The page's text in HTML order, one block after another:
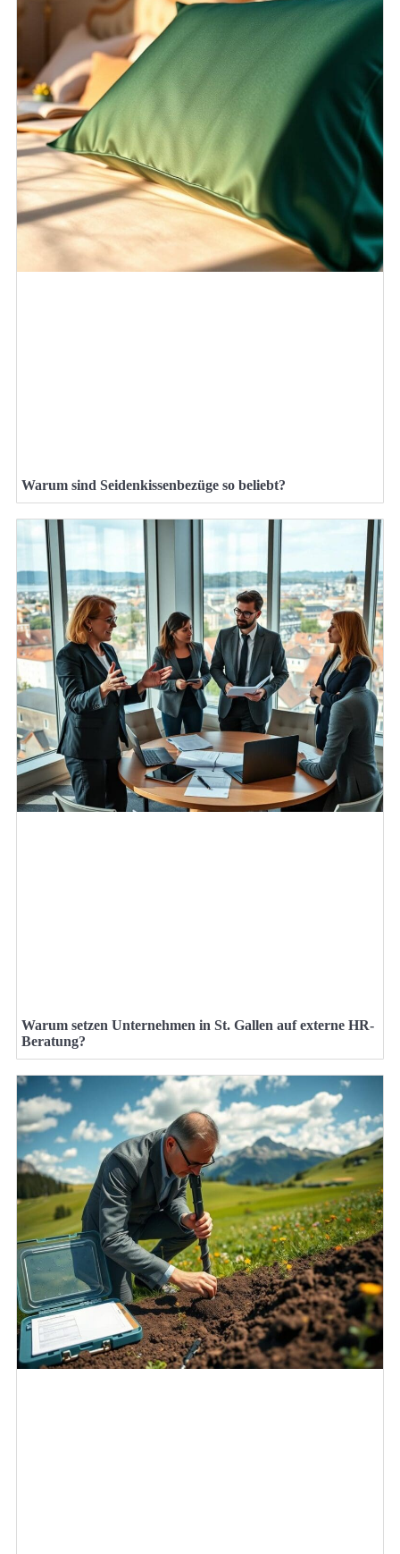
Warum sind Seidenkissenbezüge so beliebt?
Warum setzen Unternehmen in St. Gallen auf externe HR-
Beratung?